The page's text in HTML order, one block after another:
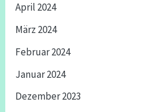
April 2024
März 2024
Februar 2024
Januar 2024
Dezember 2023